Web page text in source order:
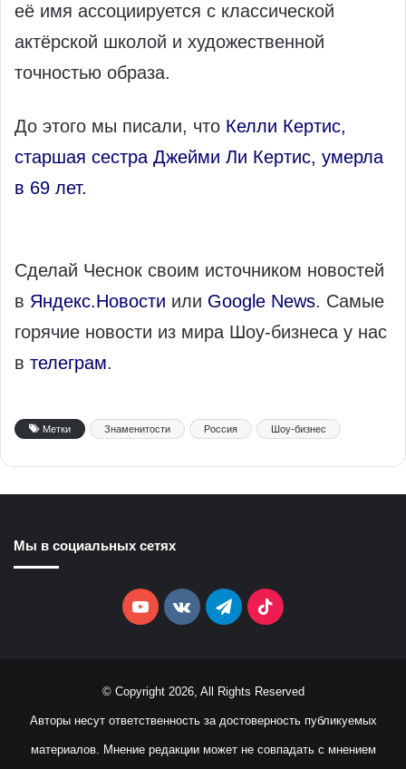
её имя ассоциируется с классической
актёрской школой и художественной
точностью образа.
До этого мы писали, что Келли Кертис,
старшая сестра Джейми Ли Кертис, умерла
в 69 лет.
Сделай Чеснок своим источником новостей
в Яндекс.Новости или Google News. Самые
горячие новости из мира Шоу-бизнеса у нас
в телеграм.
Метки Знаменитости Россия Шоу-бизнес
Мы в социальных сетях
YouTubevk.comTelegramTikTok
© Copyright 2026, All Rights Reserved
Авторы несут ответственность за достоверность публикуемых
материалов. Мнение редакции может не совпадать с мнением